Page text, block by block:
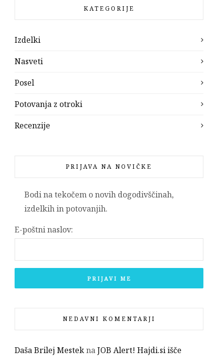
KATEGORIJE
Izdelki
Nasveti
Posel
Potovanja z otroki
Recenzije
PRIJAVA NA NOVIČKE
Bodi na tekočem o novih dogodivščinah,
izdelkih in potovanjih.
E-poštni naslov:
NEDAVNI KOMENTARJI
Daša Brilej MesteknaJOB Alert! Hajdi.si išče